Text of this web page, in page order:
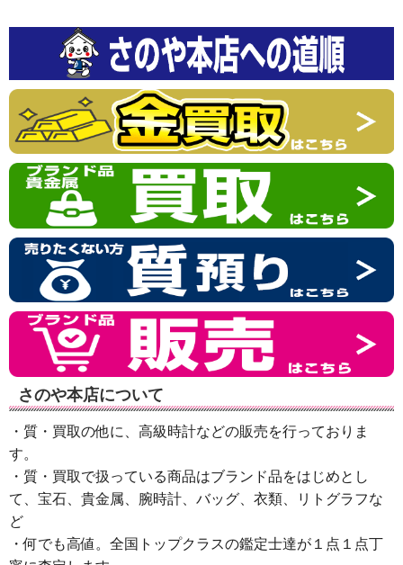
さのや本店について
・質・買取の他に、高級時計などの販売を行っておりま
す。
・質・買取で扱っている商品はブランド品をはじめとし
て、宝石、貴金属、腕時計、バッグ、衣類、リトグラフな
ど
・何でも高値。全国トップクラスの鑑定士達が１点１点丁